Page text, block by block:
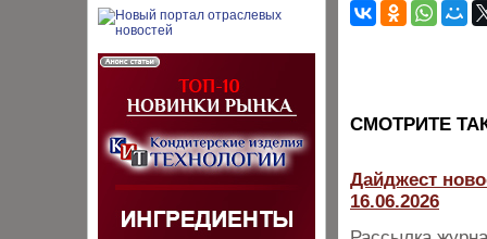
CМОТРИТЕ
Дайджест
16.06.2026